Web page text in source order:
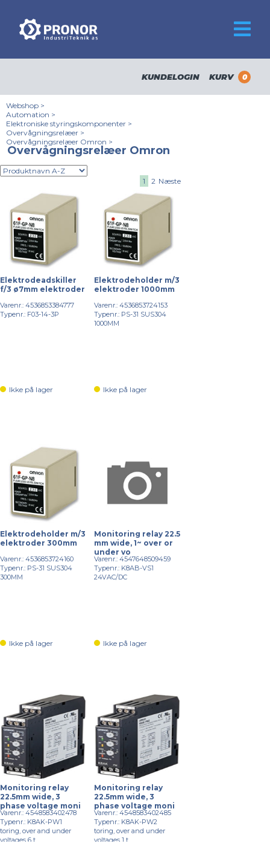
KUNDELOGIN KURV 0
Webshop >
Automation >
Elektroniske styringskomponenter >
Overvågningsrelæer >
Overvågningsrelæer Omron >
Overvågningsrelæer Omron
1 2 Næste
Elektrodeadskiller
f/3 ø7mm elektroder
Varenr.: 4536853384777
Typenr.: F03-14-3P
Ikke på lager
Elektrodeholder m/3
elektroder 1000mm
Varenr.: 4536853724153
Typenr.: PS-31 SUS304
1000MM
Ikke på lager
Elektrodeholder m/3
elektroder 300mm
Varenr.: 4536853724160
Typenr.: PS-31 SUS304
300MM
Ikke på lager
Monitoring relay 22.5
mm wide, 1~ over or
under vo
Varenr.: 4547648509459
Typenr.: K8AB-VS1
24VAC/DC
Ikke på lager
Monitoring relay
22.5mm wide, 3
phase voltage moni
Varenr.: 4548583402478
Typenr.: K8AK-PW1
toring, over and under
voltages 6 t...
Monitoring relay
22.5mm wide, 3
phase voltage moni
Varenr.: 4548583402485
Typenr.: K8AK-PW2
toring, over and under
voltages 1 t...